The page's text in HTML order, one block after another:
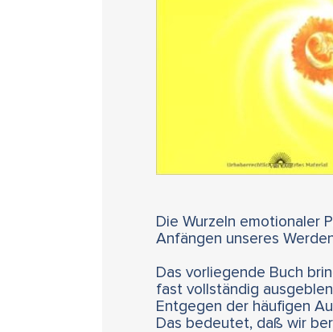
Die Wurzeln emotionaler
Anfängen unseres
Das vorliegende Buch
fast vollständig
Entgegen der häufigen
Das bedeutet, daß wir